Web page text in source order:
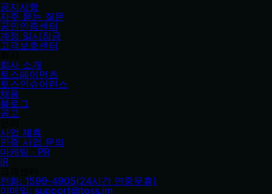
공지사항
자주 묻는 질문
공인인증센터
계정 일시잠금
고객보호센터
회사 소개
토스페이먼츠
토스인슈어런스
채용
블로그
공고
사업 제휴
인증 사업 문의
마케팅 · PR
IR
전화: 1599-4905(24시간 연중무휴)
이메일: support@toss.im